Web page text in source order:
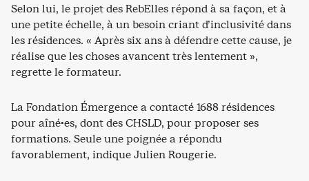
Selon lui, le projet des RebElles répond à sa façon, et à
une petite échelle, à un besoin criant d’inclusivité dans
les résidences. « Après six ans à défendre cette cause, je
réalise que les choses avancent très lentement »,
regrette le formateur.
La Fondation Émergence a contacté 1688 résidences
pour aîné·es, dont des CHSLD, pour proposer ses
formations. Seule une poignée a répondu
favorablement, indique Julien Rougerie.